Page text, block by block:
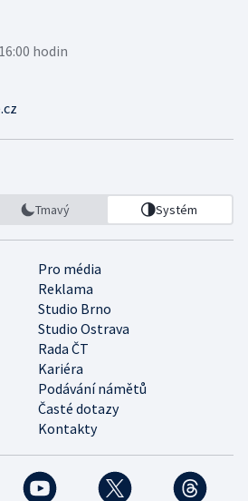
hodin
Tmavý Systém
Pro média
Reklama
Studio Brno
Studio Ostrava
Rada ČT
Kariéra
Podávání námětů
Časté dotazy
Kontakty